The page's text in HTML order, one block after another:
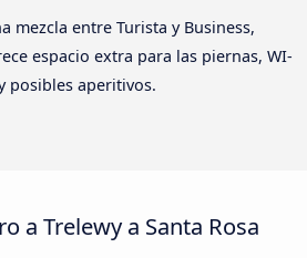
mezcla entre Turista y Business,
espacio extra para las piernas, WI-
posibles aperitivos.
a Trelewy a Santa Rosa